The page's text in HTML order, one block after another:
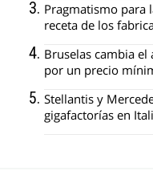
Pragmatismo para
receta de los
Bruselas cambia el
por un precio
Stellantis y
gigafactorías en